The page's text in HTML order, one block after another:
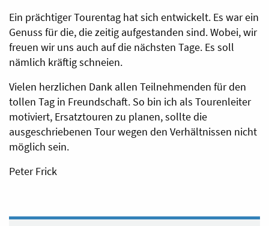
Ein prächtiger Tourentag hat sich entwickelt. Es war ein
Genuss für die, die zeitig aufgestanden sind. Wobei, wir
freuen wir uns auch auf die nächsten Tage. Es soll
nämlich kräftig schneien.
Vielen herzlichen Dank allen Teilnehmenden für den
tollen Tag in Freundschaft. So bin ich als Tourenleiter
motiviert, Ersatztouren zu planen, sollte die
ausgeschriebenen Tour wegen den Verhältnissen nicht
möglich sein.
Peter Frick